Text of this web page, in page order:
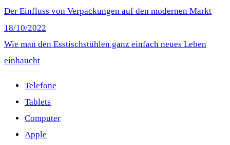
Der Einfluss von Verpackungen auf den modernen Markt
18/10/2022
Wie man den Esstischstühlen ganz einfach neues Leben
einhaucht
Telefone
Tablets
Computer
Apple